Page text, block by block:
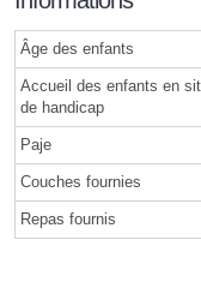
Âge des enfants
Accueil des enfants en
de handicap
Paje
Couches fournies
Repas fournis